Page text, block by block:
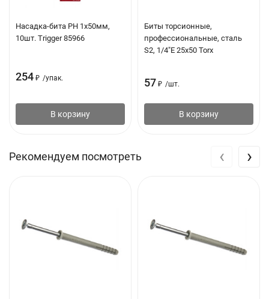
Насадка-бита PH 1х50мм,
10шт. Trigger 85966
254 ₽ /упак.
В корзину
Биты торсионные,
профессиональные, сталь
S2, 1/4"E 25х50 Torx
57 ₽ /шт.
В корзину
Рекомендуем посмотреть ‹ ›